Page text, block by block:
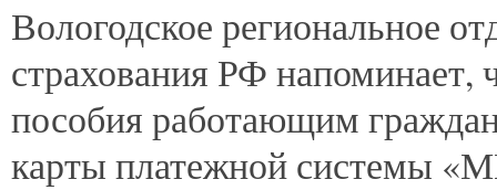
Вологодское региональное
страхования РФ напоминает,
пособия работающим
карты платежной системы